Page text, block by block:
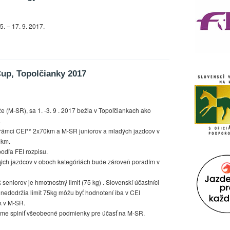
– 17. 9. 2017.
Topolčianky 2017
(M-SR), sa 1. -3. 9 . 2017 bežia v Topoľčiankach ako
CEI** 2x70km a M-SR juniorov a mladých jazdcov v
FEI rozpisu.
jazdcov v oboch kategóriách bude zároveň poradím v
seniorov je hmotnostný limit (75 kg) . Slovenskí účastníci
limit 75kg môžu byť hodnotení iba v CEI
v M-SR.
splniť všeobecné podmienky pre účasť na M-SR.